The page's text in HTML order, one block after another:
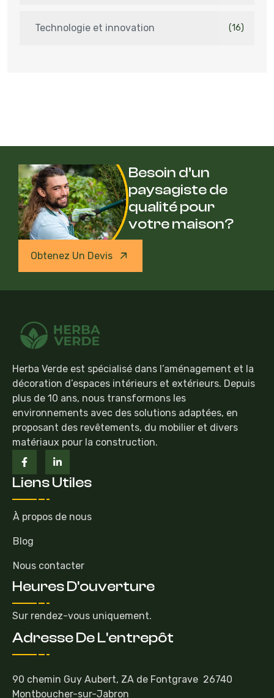
Technologie et innovation (16)
Besoin d’un
paysagiste de
qualité pour
votre maison?
Obtenez Un Devis
Herba Verde est spécialisé dans l’aménagement et la
décoration d’espaces intérieurs et extérieurs. Depuis
plus de 10 ans, nous transformons les
environnements avec des solutions adaptées, en
proposant des revêtements, du mobilier et divers
matériaux pour la construction.
Liens Utiles
À propos de nous
Blog
Nous contacter
Heures D'ouverture
Sur rendez-vous uniquement.
Adresse De L'entrepôt
90 chemin Guy Aubert, ZA de Fontgrave 26740
Montboucher-sur-Jabron